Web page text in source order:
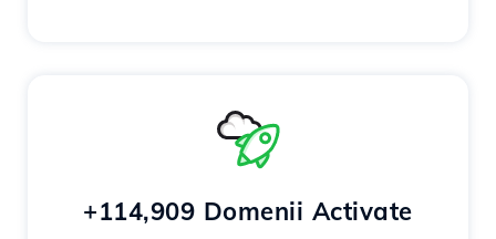
+114,909 Domenii Activate